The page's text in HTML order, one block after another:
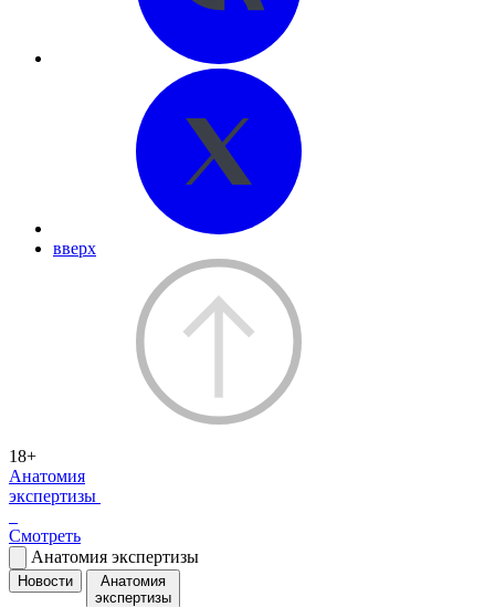
вверх
18+
Анатомия
экспертизы
Смотреть
Анатомия экспертизы
Новости
Анатомия
экспертизы